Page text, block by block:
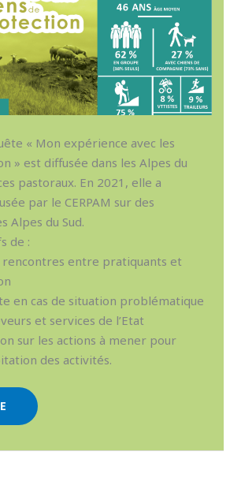
« Mon expérience avec les
» est diffusée dans les Alpes du
pastoraux. En 2021, elle a
par le CERPAM sur des
Alpes du Sud.
de :
rencontres entre pratiquants et
en cas de situation problématique
et services de l’Etat
sur les actions à mener pour
des activités.